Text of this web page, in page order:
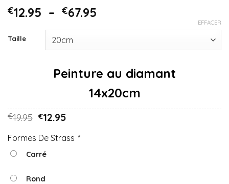
€12.95 – €67.95
Taille
EFFACER
14x20cm
€19.95 €12.95
Formes De Strass *
Carré
Rond